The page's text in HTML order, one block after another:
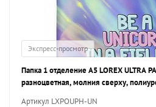
Экспресс-просмотр
Папка 1 отделение А5 LOREX ULTRA
разноцветная, молния сверху,
Артикул LXPOUPH-UN